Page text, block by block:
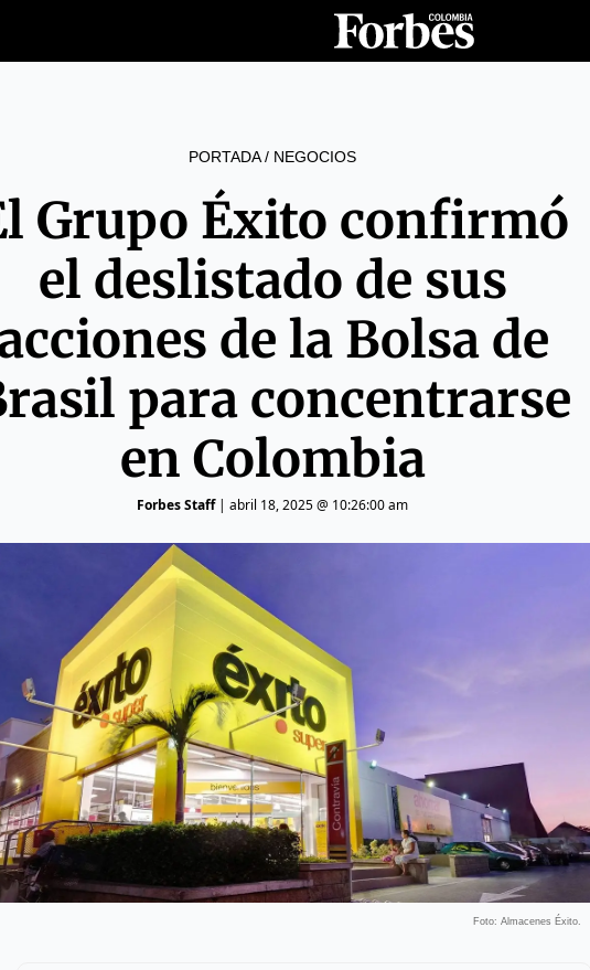
PORTADA/ NEGOCIOS
Grupo Éxito confirmó
el deslistado de sus
de la Bolsa de
para concentrarse
en Colombia
Forbes Staff| abril 18, 2025 @ 10:26:00 am
Foto: Almacenes Éxito.